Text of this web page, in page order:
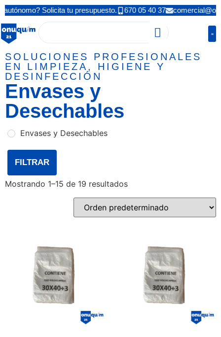
Solicita tu presupuesto. 670 05 40 37
SOLUCIONES PROFESIONALES
EN LIMPIEZA, HIGIENE Y
DESINFECCIÓN
Envases y
Desechables
Envases y Desechables
FILTRAR
Mostrando 1–15 de 19 resultados